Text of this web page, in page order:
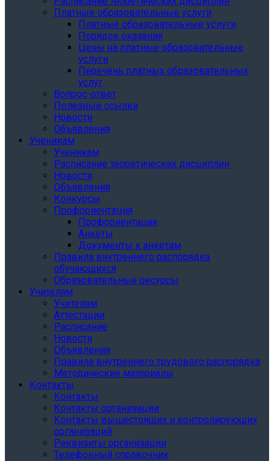
Платные образовательные услуги
Платные образовательные услуги
Порядок оказания
Цены на платные образовательные
услуги
Перечень платных образовательных
услуг
Вопрос-ответ
Полезные ссылки
Новости
Объявления
Ученикам
Ученикам
Расписание теоретических дисциплин
Новости
Объявления
Конкурсы
Профориентация
Профориентация
Анкеты
Документы к анкетам
Правила внутреннего распорядка
обучающихся
Образовательные ресурсы
Учителям
Учителям
Аттестации
Расписание
Новости
Объявления
Правила внутреннего трудового распорядка
Методические материалы
Контакты
Контакты
Контакты организации
Контакты вышестоящих и контролирующих
организаций
Реквизиты организации
Телефонный справочник